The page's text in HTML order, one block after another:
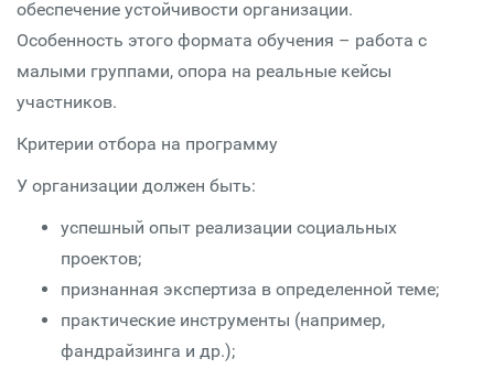
обеспечение устойчивости организации.
Особенность этого формата обучения – работа с
малыми группами, опора на реальные кейсы
участников.
Критерии отбора на программу
У организации должен быть:
успешный опыт реализации социальных
проектов;
признанная экспертиза в определенной теме;
практические инструменты (например,
фандрайзинга и др.);